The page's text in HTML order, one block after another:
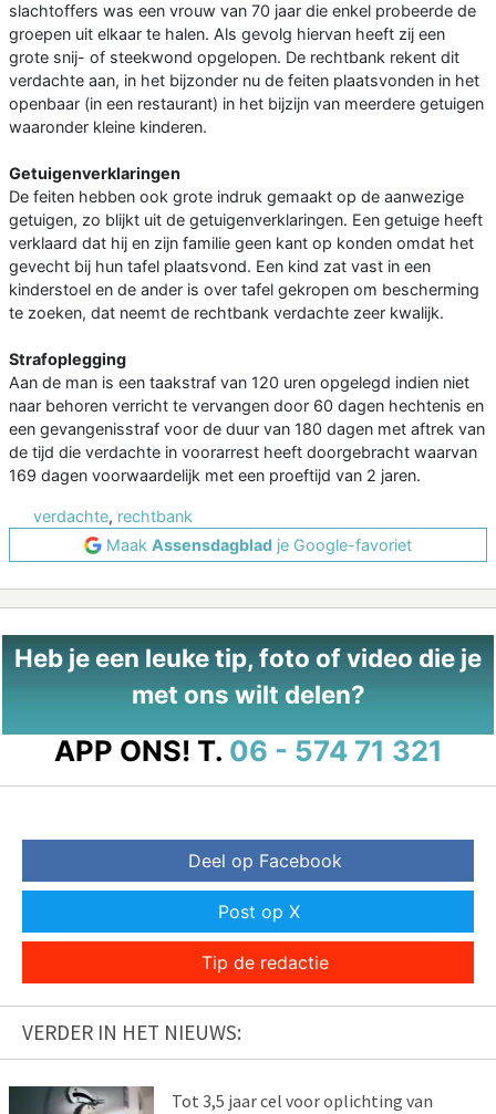
slachtoffers was een vrouw van 70 jaar die enkel probeerde de
groepen uit elkaar te halen. Als gevolg hiervan heeft zij een
grote snij- of steekwond opgelopen. De rechtbank rekent dit
verdachte aan, in het bijzonder nu de feiten plaatsvonden in het
openbaar (in een restaurant) in het bijzijn van meerdere getuigen
waaronder kleine kinderen.
Getuigenverklaringen
De feiten hebben ook grote indruk gemaakt op de aanwezige
getuigen, zo blijkt uit de getuigenverklaringen. Een getuige heeft
verklaard dat hij en zijn familie geen kant op konden omdat het
gevecht bij hun tafel plaatsvond. Een kind zat vast in een
kinderstoel en de ander is over tafel gekropen om bescherming
te zoeken, dat neemt de rechtbank verdachte zeer kwalijk.
Strafoplegging
Aan de man is een taakstraf van 120 uren opgelegd indien niet
naar behoren verricht te vervangen door 60 dagen hechtenis en
een gevangenisstraf voor de duur van 180 dagen met aftrek van
de tijd die verdachte in voorarrest heeft doorgebracht waarvan
169 dagen voorwaardelijk met een proeftijd van 2 jaren.
verdachte, rechtbank
Maak Assensdagblad je Google-favoriet
Heb je een leuke tip, foto of video die je
met ons wilt delen?
APP ONS! T. 06 - 574 71 321
Deel op Facebook
Post op X
Tip de redactie
VERDER IN HET NIEUWS:
Tot 3,5 jaar cel voor oplichting van